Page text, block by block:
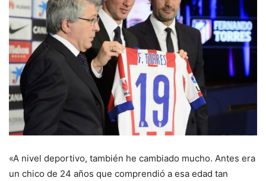
«A nivel deportivo, también he cambiado mucho. Antes era
un chico de 24 años que comprendió a esa edad tan